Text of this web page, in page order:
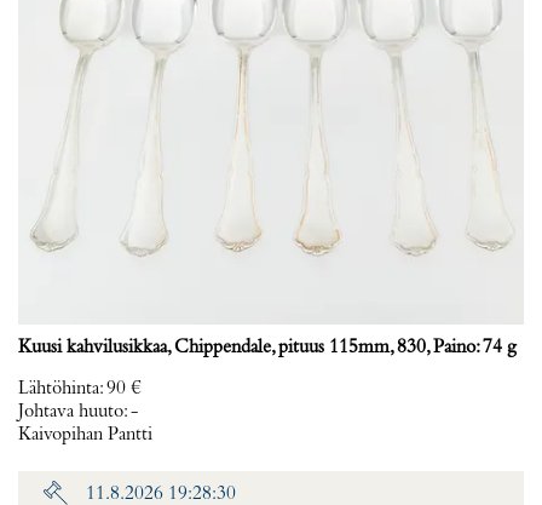
Kuusi kahvilusikkaa, Chippendale, pituus 115mm, 830, Paino: 74 g
Lähtöhinta:90 €
Johtava huuto:-
Kaivopihan Pantti
11.8.2026 19:28:30